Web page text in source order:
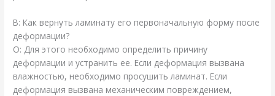
В: Как вернуть ламинату его первоначальную форму после
деформации?
О: Для этого необходимо определить причину
деформации и устранить ее. Если деформация вызвана
влажностью, необходимо просушить ламинат. Если
деформация вызвана механическим повреждением,